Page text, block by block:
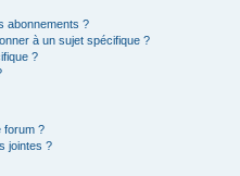
abonnements ?
à un sujet spécifique ?
?
forum ?
jointes ?